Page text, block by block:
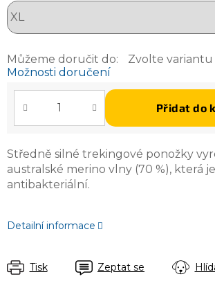
Můžeme doručit do:
Zvolte variantu
Možnosti doručení
Přidat do
Středně silné trekingové ponožky
australské merino vlny (70 %), která
antibakteriální.
Detailní informace
Tisk Zeptat se